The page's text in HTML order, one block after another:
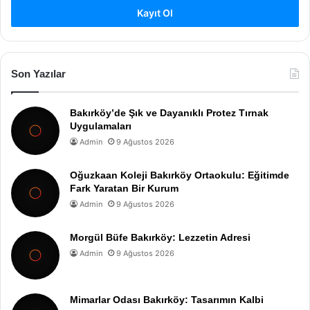
Kayıt Ol
Son Yazılar
Bakırköy’de Şık ve Dayanıklı Protez Tırnak
Uygulamaları
Admin 9 Ağustos 2026
Oğuzkaan Koleji Bakırköy Ortaokulu: Eğitimde
Fark Yaratan Bir Kurum
Admin 9 Ağustos 2026
Morgül Büfe Bakırköy: Lezzetin Adresi
Admin 9 Ağustos 2026
Mimarlar Odası Bakırköy: Tasarımın Kalbi